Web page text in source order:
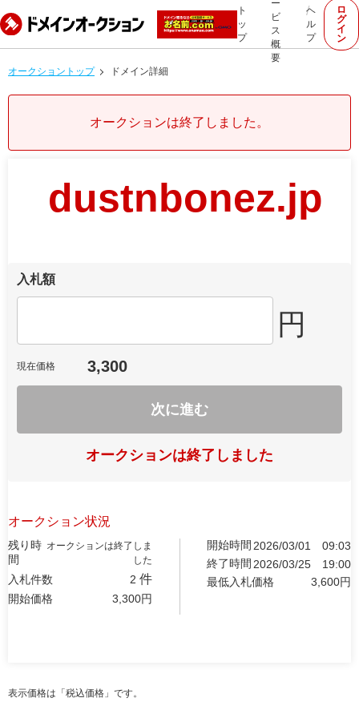
ト
ッ
プ
ー
ビ
ス
概
要
ヘ
ル
プ
ロ
グ
イ
ン
オークショントップ ドメイン詳細
オークションは終了しました。
dustnbonez.jp
入札額
円
現在価格 3,300
次に進む
オークションは終了しました
オークション状況
残り時
間
オークションは終了しま
した
入札件数 2 件
開始価格 3,300円
開始時間 2026/03/01
09:03
終了時間 2026/03/25
19:00
最低入札価格
3,600円
表示価格は「税込価格」です。